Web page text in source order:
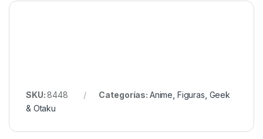
SKU:8448 Categorías: Anime Figuras Geek
& Otaku